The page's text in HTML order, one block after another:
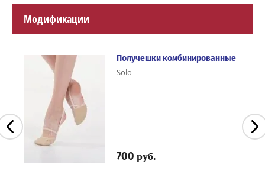
Модификации
Получешки комбинированные
Solo
700 руб.